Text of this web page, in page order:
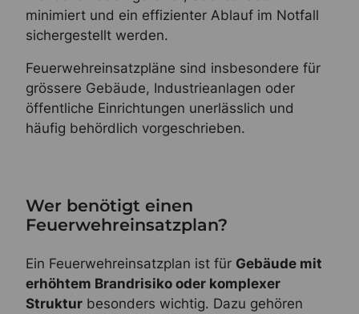
minimiert und ein effizienter Ablauf im Notfall
sichergestellt werden.
Feuerwehreinsatzpläne sind insbesondere für
grössere Gebäude, Industrieanlagen oder
öffentliche Einrichtungen unerlässlich und
häufig behördlich vorgeschrieben.
Wer benötigt einen
Feuerwehreinsatzplan?
Ein Feuerwehreinsatzplan ist für Gebäude mit
erhöhtem Brandrisiko oder komplexer
Struktur besonders wichtig. Dazu gehören